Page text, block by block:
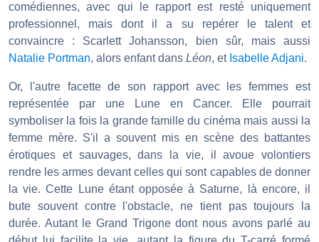
comédiennes, avec qui le rapport est resté uniquement
professionnel, mais dont il a su repérer le talent et
convaincre : Scarlett Johansson, bien sûr, mais aussi
Natalie Portman, alors enfant dans Léon, et Isabelle Adjani.
Or, l'autre facette de son rapport avec les femmes est
représentée par une Lune en Cancer. Elle pourrait
symboliser la fois la grande famille du cinéma mais aussi la
femme mère. S'il a souvent mis en scène des battantes
érotiques et sauvages, dans la vie, il avoue volontiers
rendre les armes devant celles qui sont capables de donner
la vie. Cette Lune étant opposée à Saturne, là encore, il
bute souvent contre l'obstacle, ne tient pas toujours la
durée. Autant le Grand Trigone dont nous avons parlé au